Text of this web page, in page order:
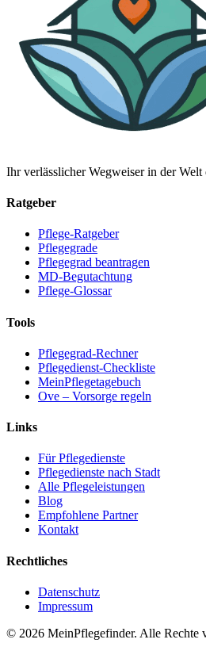
Ihr verlässlicher Wegweiser in der Welt
Ratgeber
Pflege-Ratgeber
Pflegegrade
Pflegegrad beantragen
MD-Begutachtung
Pflege-Glossar
Tools
Pflegegrad-Rechner
Pflegedienst-Checkliste
MeinPflegetagebuch
Ove – Vorsorge regeln
Links
Für Pflegedienste
Pflegedienste nach Stadt
Alle Pflegeleistungen
Blog
Empfohlene Partner
Kontakt
Rechtliches
Datenschutz
Impressum
© 2026 MeinPflegefinder. Alle Rechte